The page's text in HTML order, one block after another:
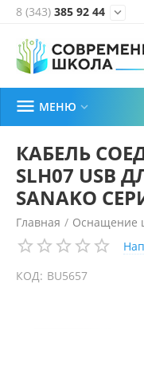
8 (343) 385 92 44 
 МЕНЮ 
КАБЕЛЬ
SLH07
SANAKO
Главная / Оснащение
КОД: BU5657